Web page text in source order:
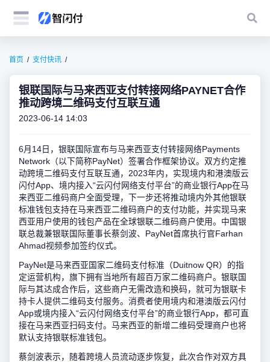
首页 支付快讯
银联国际与马来西亚支付转接网络PAYNET合作
推动跨境二维码支付互联互通
2023-06-14 14:03
6月14日，银联国际宣布与马来西亚支付转接网络Payments
Network（以下简称PayNet）签署合作框架协议。双方约定推
动跨境二维码支付互联互通，2023年内，实现境内和港澳版云
闪付App、境内接入“云闪付网络支付平台”的商业银行App在马
来西亚二维码商户全面受理，下一步还将推动境内外其他银联
标准钱包支持在马来西亚二维码商户的支付功能，并实现马来
西亚用户使用的钱包产品在全球银联二维码商户使用。中国银
联总裁兼银联国际董事长蔡剑波、PayNet首席执行官Farhan
Ahmad视频参加签约仪式。
PayNet是马来西亚国家二维码支付标准（Duitnow QR）的指
定运营机构，旗下拥有当地所有超百万家二维码商户。银联国
际与其达成合作后，这些商户无需改造和换码，就可为银联卡
持卡人提供二维码支付服务。消费者使用境内和港澳版云闪付
App或境内接入“云闪付网络支付平台”的商业银行App，都可直
接在马来西亚扫码支付。马来西亚的新增二维码受理商户也将
默认支持银联标准钱包。
蔡剑波表示，随着跨境人员流动逐步恢复，此次合作对双方具